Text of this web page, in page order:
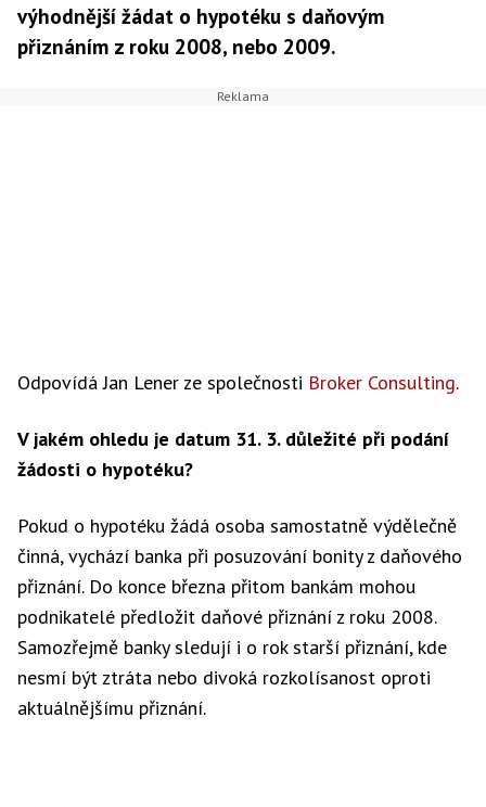
výhodnější žádat o hypotéku s daňovým
přiznáním z roku 2008, nebo 2009.
Odpovídá Jan Lener ze společnosti Broker Consulting.
V jakém ohledu je datum 31. 3. důležité při podání
žádosti o hypotéku?
Pokud o hypotéku žádá osoba samostatně výdělečně
činná, vychází banka při posuzování bonity z daňového
přiznání. Do konce března přitom bankám mohou
podnikatelé předložit daňové přiznání z roku 2008.
Samozřejmě banky sledují i o rok starší přiznání, kde
nesmí být ztráta nebo divoká rozkolísanost oproti
aktuálnějšímu přiznání.